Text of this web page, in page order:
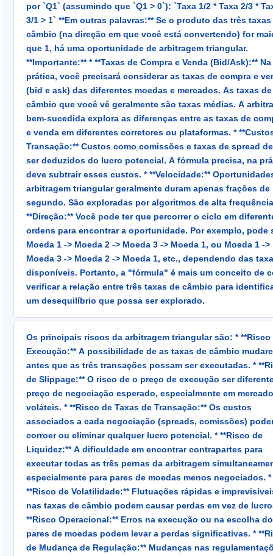
por `Q1` (assumindo que `Q1 > 0`): `Taxa 1/2 * Taxa 2/3 * Taxa
3/1 > 1` **Em outras palavras:** Se o produto das três taxas de
câmbio (na direção em que você está convertendo) for
que 1, há uma oportunidade de arbitragem triangular.
**Importante:** * **Taxas de Compra e Venda (Bid/Ask):** Na
prática, você precisará considerar as taxas de compra e
(bid e ask) das diferentes moedas e mercados. As taxas de
câmbio que você vê geralmente são taxas médias. A
bem-sucedida explora as diferenças entre as taxas de
e venda em diferentes corretores ou plataformas. * **Custos de
Transação:** Custos como comissões e taxas de spread
ser deduzidos do lucro potencial. A fórmula precisa, na
deve subtrair esses custos. * **Velocidade:** Oportunidades de
arbitragem triangular geralmente duram apenas frações de
segundo. São exploradas por algoritmos de alta
**Direção:** Você pode ter que percorrer o ciclo em
ordens para encontrar a oportunidade. Por exemplo, pode
Moeda 1 -> Moeda 2 -> Moeda 3 -> Moeda 1, ou Moeda 1 ->
Moeda 3 -> Moeda 2 -> Moeda 1, etc., dependendo das
disponíveis. Portanto, a "fórmula" é mais um conceito de como
verificar a relação entre três taxas de câmbio para
um desequilíbrio que possa ser explorado.
A fórmula de detecção: A/B × B/C × C/A = 1. Se este produto
uma oportunidade existe. Em termos de EUR/USD/GBP:
GBP/USD = EUR/GBP implícito. Se EUR/GBP real ≠ EUR/GBP
por mais do que o custo total do spread, negocie: venda o
preço excessivo, compre o equivalente sintético com preço
insuficiente nas outras duas pares. Lucro = desvio
menos três spreads menos slippage.
Os principais riscos da arbitragem triangular são: * **Risco de
Execução:** A possibilidade de as taxas de câmbio
antes que as três transações possam ser executadas. * **Risco
de Slippage:** O risco de o preço de execução ser
preço de negociação esperado, especialmente em
voláteis. * **Risco de Taxas de Transação:** Os custos
associados a cada negociação (spreads, comissões)
corroer ou eliminar qualquer lucro potencial. * **Risco de
Liquidez:** A dificuldade em encontrar contrapartes para
executar todas as três pernas da arbitragem
especialmente para pares de moedas menos negociados. *
**Risco de Volatilidade:** Flutuações rápidas e
nas taxas de câmbio podem causar perdas em vez de
**Risco Operacional:** Erros na execução ou na escolha
pares de moedas podem levar a perdas significativas. * **Risco
de Mudança de Regulação:** Mudanças nas